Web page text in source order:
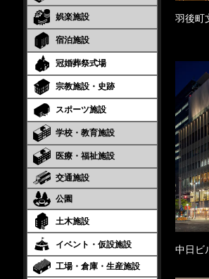
娯楽施設
宿泊施設
冠婚葬祭式場
宗教施設・史跡
スポーツ施設
学校・教育施設
医療・福祉施設
交通施設
公園
土木施設
イベント・仮設施設
工場・倉庫・生産施設
羽後
中日ビ